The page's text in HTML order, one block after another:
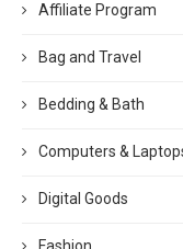
Affiliate Program
Bag and Travel
Bedding & Bath
Computers &
Digital Goods